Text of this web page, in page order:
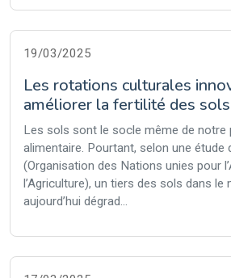
19/03/2025
Les rotations culturales
améliorer la fertilité des sols
Les sols sont le socle même de notre
alimentaire. Pourtant, selon une étude
(Organisation des Nations unies pour
l’Agriculture), un tiers des sols dans le
aujourd’hui dégrad...